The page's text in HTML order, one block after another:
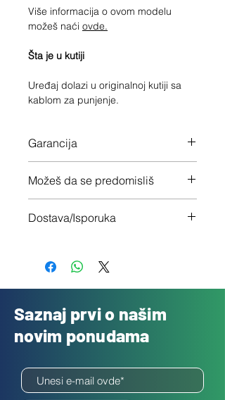
Više informacija o ovom modelu
možeš naći ovde.
Šta je u kutiji
Uređaj dolazi u originalnoj kutiji sa
kablom za punjenje.
Garancija
Možeš da se predomisliš
nisi zadovoljan
Dostava/Isporuka
Saznaj prvi o našim
novim ponudama